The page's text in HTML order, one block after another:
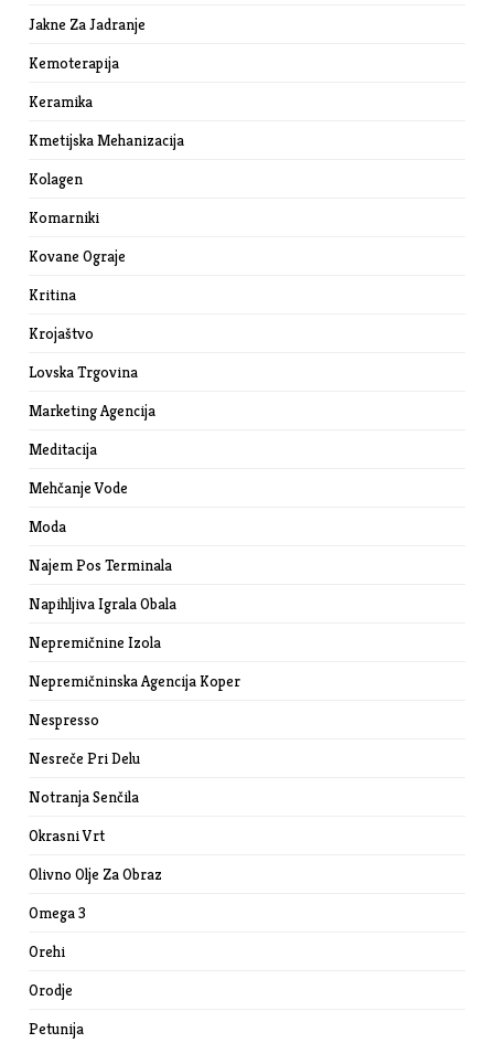
Jakne Za Jadranje
Kemoterapija
Keramika
Kmetijska Mehanizacija
Kolagen
Komarniki
Kovane Ograje
Kritina
Krojaštvo
Lovska Trgovina
Marketing Agencija
Meditacija
Mehčanje Vode
Moda
Najem Pos Terminala
Napihljiva Igrala Obala
Nepremičnine Izola
Nepremičninska Agencija Koper
Nespresso
Nesreče Pri Delu
Notranja Senčila
Okrasni Vrt
Olivno Olje Za Obraz
Omega 3
Orehi
Orodje
Petunija